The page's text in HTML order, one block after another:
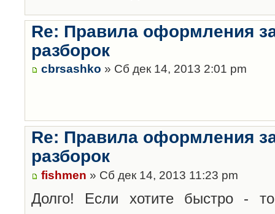
Re: Правила оформления
разборок
cbrsashko » Сб дек 14, 2013 2:01 pm
Re: Правила оформления
разборок
fishmen » Сб дек 14, 2013 11:23 pm
Долго! Если хотите быстро -